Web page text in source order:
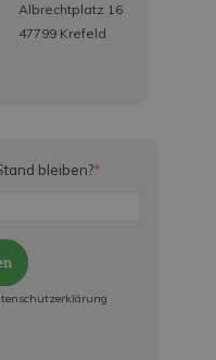
Albrechtplatz 16
47799 Krefeld
bleiben?*